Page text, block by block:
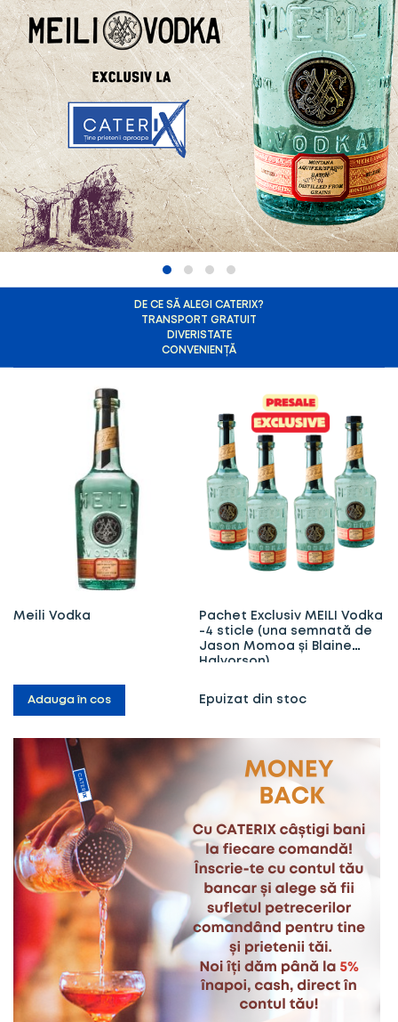
DE CE SĂ ALEGI CATERIX?
TRANSPORT GRATUIT
DIVERISTATE
CONVENIENȚĂ
Meili Vodka
Adauga în cos
Pachet Exclusiv MEILI Vodka
-4 sticle (una semnată de
Jason Momoa și Blaine
Halvorson)
Epuizat din stoc